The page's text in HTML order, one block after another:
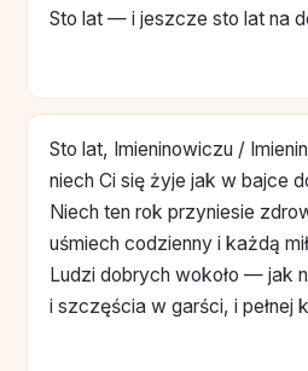
Sto lat — i jeszcze sto lat na
Sto lat, Imieninowiczu /
niech Ci się żyje jak w bajce
Niech ten rok przyniesie
uśmiech codzienny i każdą
Ludzi dobrych wokoło — jak
i szczęścia w garści, i pełnej